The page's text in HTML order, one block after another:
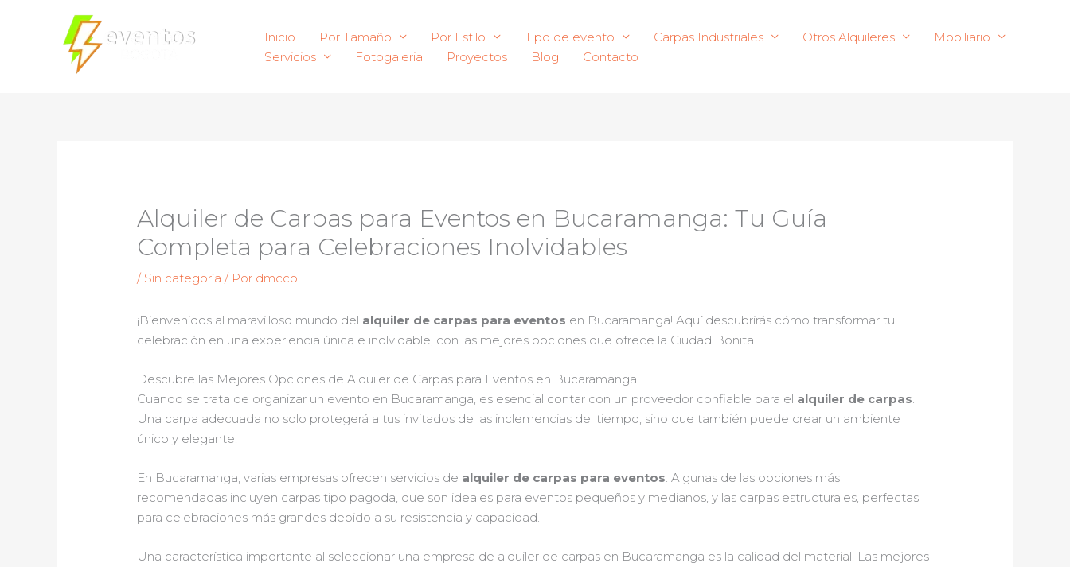
Inicio Por Tamaño Por Estilo Tipo de evento Carpas Industriales Otros Alquileres
Mobiliario
Servicios
Fotogaleria Proyectos Blog Contacto
Alquiler de Carpas para Eventos en Bucaramanga: Tu Guía
Completa para Celebraciones Inolvidables
/ Sin categoría / Por dmccol
¡Bienvenidos al maravilloso mundo del alquiler de carpas para eventos en Bucaramanga! Aquí descubrirás cómo transformar tu
celebración en una experiencia única e inolvidable, con las mejores opciones que ofrece la Ciudad Bonita.
Descubre las Mejores Opciones de Alquiler de Carpas para Eventos en Bucaramanga
Cuando se trata de organizar un evento en Bucaramanga, es esencial contar con un proveedor confiable para el alquiler de carpas.
Una carpa adecuada no solo protegerá a tus invitados de las inclemencias del tiempo, sino que también puede crear un ambiente
único y elegante.
En Bucaramanga, varias empresas ofrecen servicios de alquiler de carpas para eventos. Algunas de las opciones más
recomendadas incluyen carpas tipo pagoda, que son ideales para eventos pequeños y medianos, y las carpas estructurales, perfectas
para celebraciones más grandes debido a su resistencia y capacidad.
Una característica importante al seleccionar una empresa de alquiler de carpas en Bucaramanga es la calidad del material. Las mejores